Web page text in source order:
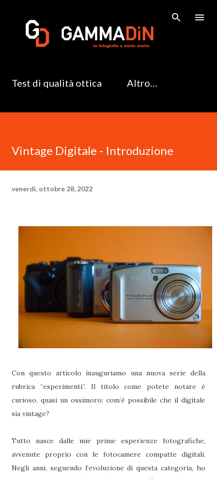
Test di qualità ottica Altro…
Vintage Digitale - Introduzione
venerdì, ottobre 28, 2022
Con questo articolo inauguriamo una nuova serie della
rubrica “esperimenti”. Il titolo come potete notare è
curioso, quasi un ossimoro: com’è possibile che il digitale
sia vintage?
Tutto nasce dalle mie prime esperienze fotografiche,
avvenute proprio con le fotocamere compatte digitali.
Negli anni, seguendo l’evoluzione di questa categoria, ho